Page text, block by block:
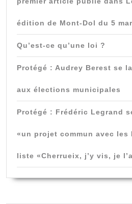
édition de Mont-Dol du 5
Qu’est-ce qu’une loi ?
Protégé : Audrey Berest se
aux élections municipales
Protégé : Frédéric Legrand
«un projet commun avec les
liste «Cherrueix, j’y vis, je